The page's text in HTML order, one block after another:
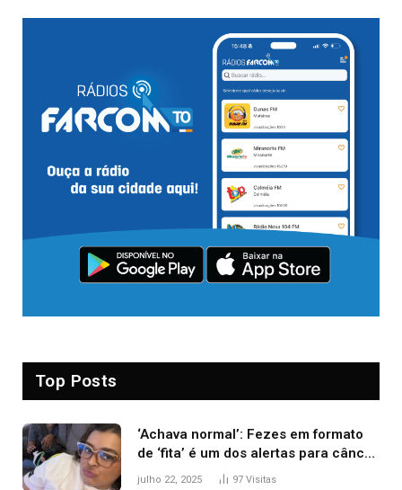
Top Posts
‘Achava normal’: Fezes em formato
de ‘fita’ é um dos alertas para câncer
colorretal; relembre fala de Preta Gil
julho 22, 2025 97 Visitas